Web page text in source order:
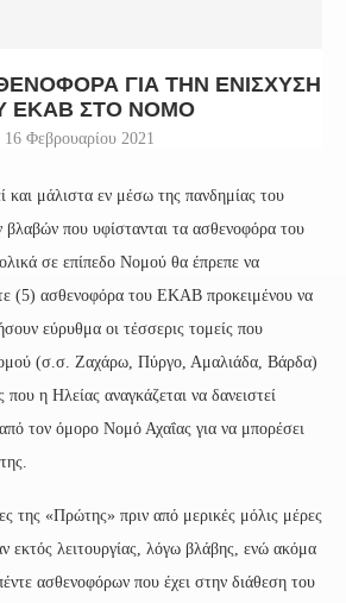
ΓΙΑ ΤΗΝ ΕΝΊΣΧΥΣΗ
ΕΚΑΒ ΣΤΟ ΝΟΜΌ
16 Φεβρουαρίου 2021
και μάλιστα εν μέσω της πανδημίας του
που υφίστανται τα ασθενοφόρα του
σε επίπεδο Νομού θα έπρεπε να
(5) ασθενοφόρα του ΕΚΑΒ προκειμένου να
εύρυθμα οι τέσσερις τομείς που
(σ.σ. Ζαχάρω, Πύργο, Αμαλιάδα, Βάρδα)
η Ηλείας αναγκάζεται να δανειστεί
τον όμορο Νομό Αχαΐας για να μπορέσει
της «Πρώτης» πριν από μερικές μόλις μέρες
εκτός λειτουργίας, λόγω βλάβης, ενώ ακόμα
ασθενοφόρων που έχει στην διάθεση του